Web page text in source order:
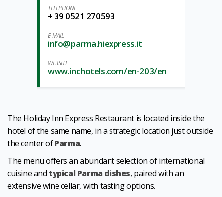
TELEPHONE
+ 39 0521 270593
E-MAIL
info@parma.hiexpress.it
WEBSITE
www.inchotels.com/en-203/en
The Holiday Inn Express Restaurant is located inside the
hotel of the same name, in a strategic location just outside
the center ofParma.
The menu offers an abundant selection of international
cuisine and typical Parma dishes, paired with an
extensive wine cellar, with tasting options.